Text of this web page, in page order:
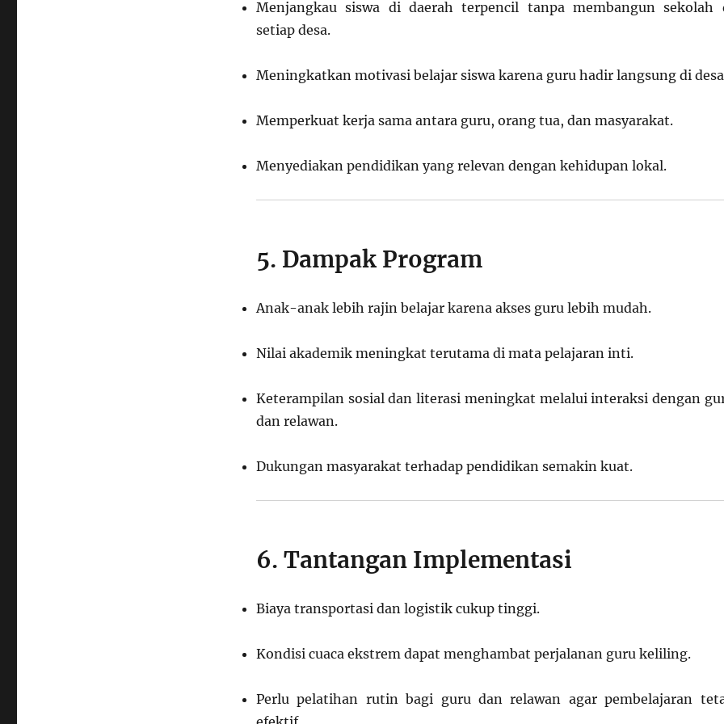
Menjangkau siswa di daerah terpencil tanpa membangun sekolah
setiap desa.
Meningkatkan motivasi belajar siswa karena guru hadir langsung di
Memperkuat kerja sama antara guru, orang tua, dan masyarakat.
Menyediakan pendidikan yang relevan dengan kehidupan lokal.
5. Dampak Program
Anak-anak lebih rajin belajar karena akses guru lebih mudah.
Nilai akademik meningkat terutama di mata pelajaran inti.
Keterampilan sosial dan literasi meningkat melalui interaksi dengan
dan relawan.
Dukungan masyarakat terhadap pendidikan semakin kuat.
6. Tantangan Implementasi
Biaya transportasi dan logistik cukup tinggi.
Kondisi cuaca ekstrem dapat menghambat perjalanan guru keliling.
Perlu pelatihan rutin bagi guru dan relawan agar pembelajaran